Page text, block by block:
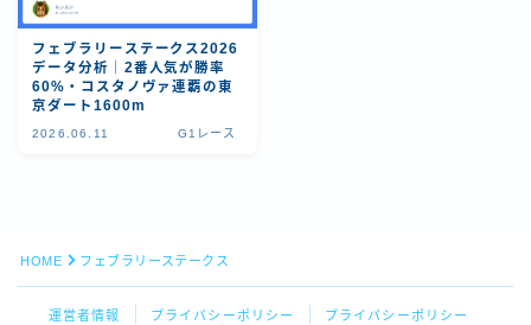
フェブラリーステークス2026
データ分析｜2番人気が勝率
60%・コスタノヴァ連覇の東
京ダート1600m
2026.06.11 G1レース
HOME フェブラリーステークス
運営者情報 プライバシーポリシー
プライバシーポリシー